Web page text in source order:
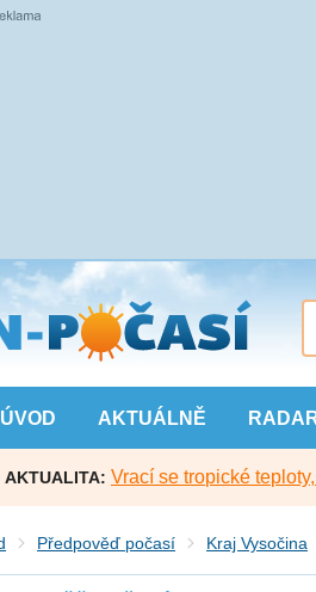
ÚVOD AKTUÁLNĚ
AKTUALITA: Vrací se tropické
Předpověď počasí Kraj Vysočina